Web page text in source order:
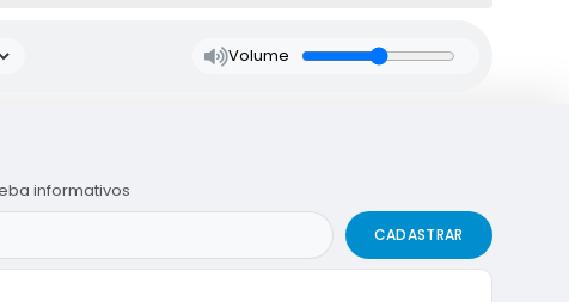
Volume
informativos
CADASTRAR